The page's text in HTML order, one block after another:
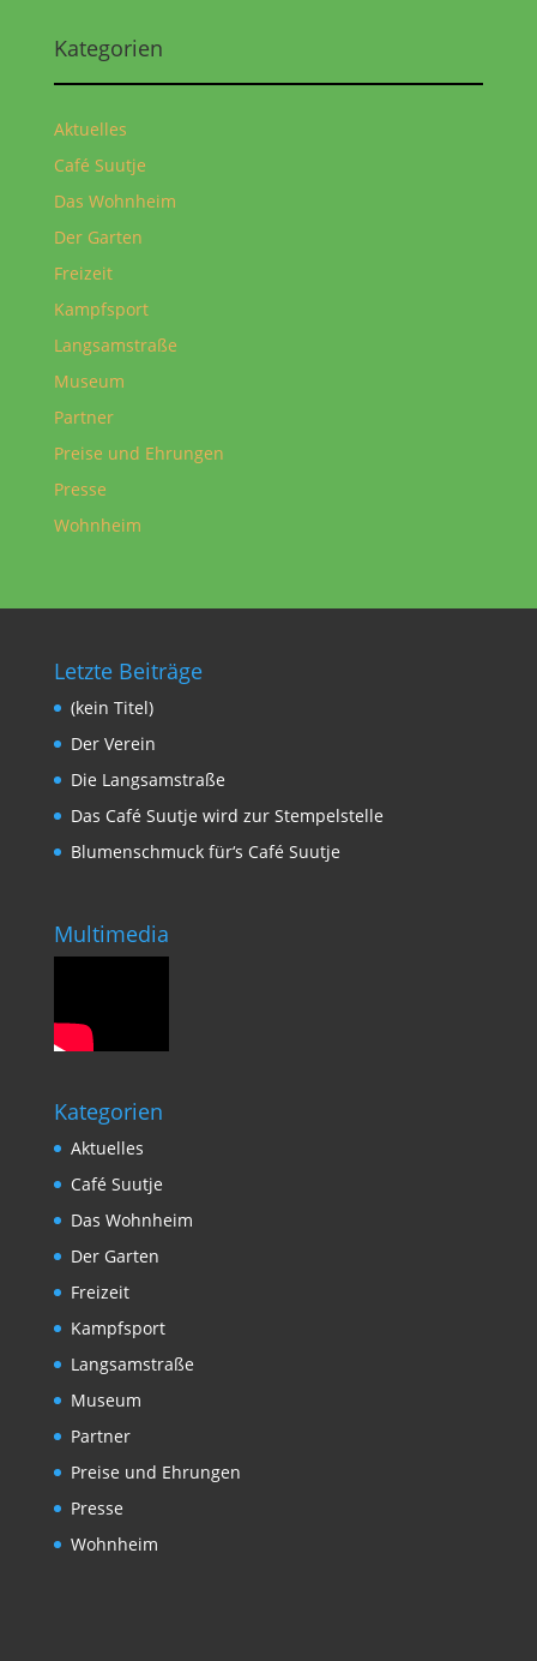
Kategorien
Aktuelles
Café Suutje
Das Wohnheim
Der Garten
Freizeit
Kampfsport
Langsamstraße
Museum
Partner
Preise und Ehrungen
Presse
Wohnheim
Letzte Beiträge
(kein Titel)
Der Verein
Die Langsamstraße
Das Café Suutje wird zur Stempelstelle
Blumenschmuck für‘s Café Suutje
Multimedia
Kategorien
Aktuelles
Café Suutje
Das Wohnheim
Der Garten
Freizeit
Kampfsport
Langsamstraße
Museum
Partner
Preise und Ehrungen
Presse
Wohnheim